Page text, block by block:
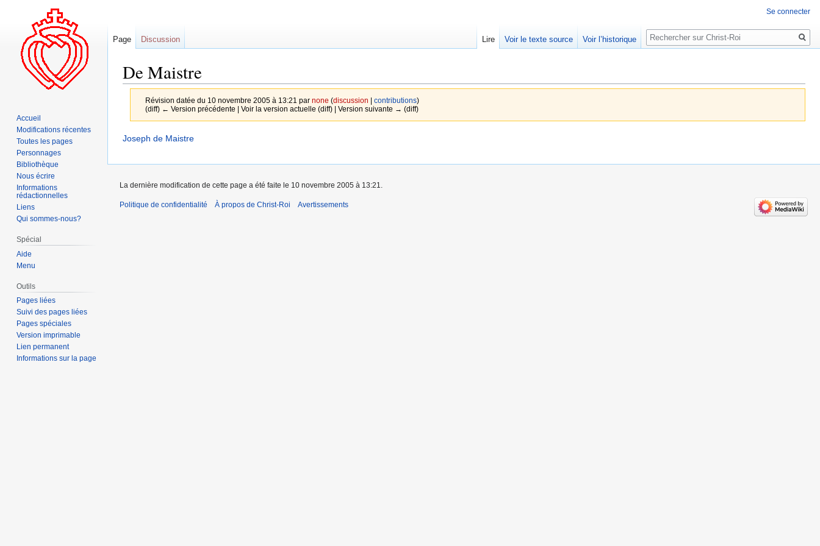
De Maistre
Révision datée du 10 novembre 2005 à 13:21 par none (discussion contributions)
(diff) ← Version précédente | Voir la version actuelle (diff) | Version suivante → (diff)
Aller
la
Aller
la
Joseph de Maistre
Se connecter
Page Discussion Lire Voir le texte source Voir l’historique
Rechercher
Accueil
Modifications récentes
Toutes les pages
Personnages
Bibliothèque
Nous écrire
Informations
rédactionnelles
Liens
Qui sommes-nous?
Spécial
Aide
Menu
Outils
Pages liées
Suivi des pages liées
Pages spéciales
Version imprimable
Lien permanent
Informations sur la page
La dernière modification de cette page a été faite le 10 novembre 2005 à 13:21.
Politique de confidentialité À propos de Christ-Roi Avertissements